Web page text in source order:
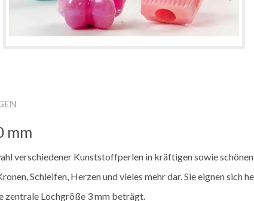
mm
verschiedener Kunststoffperlen in kräftigen sowie
Schleifen, Herzen und vieles mehr dar. Sie eignen
zentrale Lochgröße 3 mm beträgt.